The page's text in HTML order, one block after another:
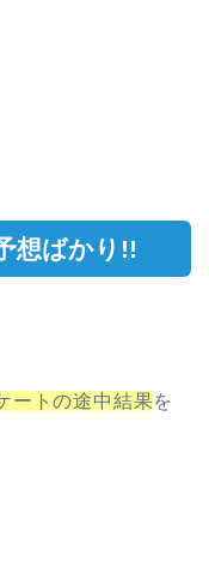
想ばかり!!
ートの途中結果を